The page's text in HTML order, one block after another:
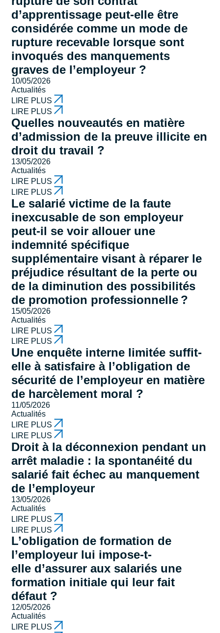
d’apprentissage peut-elle être
considérée comme un mode de
rupture recevable lorsque sont
invoqués des manquements
graves de l’employeur ?
10/05/2026
Actualités
LIRE PLUS
LIRE PLUS
Quelles nouveautés en matière
d’admission de la preuve illicite en
droit du travail ?
13/05/2026
Actualités
LIRE PLUS
LIRE PLUS
Le salarié victime de la faute
inexcusable de son employeur
peut-il se voir allouer une
indemnité spécifique
supplémentaire visant à réparer le
préjudice résultant de la perte ou
de la diminution des possibilités
de promotion professionnelle ?
15/05/2026
Actualités
LIRE PLUS
LIRE PLUS
Une enquête interne limitée suffit-
elle à satisfaire à l’obligation de
sécurité de l’employeur en matière
de harcèlement moral ?
11/05/2026
Actualités
LIRE PLUS
LIRE PLUS
Droit à la déconnexion pendant un
arrêt maladie : la spontanéité du
salarié fait échec au manquement
de l’employeur
13/05/2026
Actualités
LIRE PLUS
LIRE PLUS
L’obligation de formation de
l’employeur lui impose-t-
elle d’assurer aux salariés une
formation initiale qui leur fait
défaut ?
12/05/2026
Actualités
LIRE PLUS